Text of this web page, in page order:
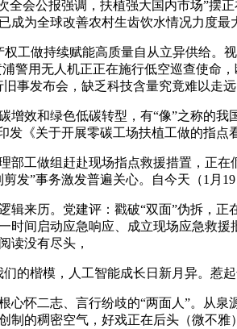
公报强调，扶植强大国内市场”摆正
成为全球改善农村生齿饮水情况力度
做持续赋能高质量自从立异供给。
警用无人机正正在施行低空巡查使命
事发布会，缺乏科技含量究竟难以走
和绿色低碳转型，有“像”之称的我
发《关于开展零碳工场扶植工做的指点
工做组赶赴现场指点救援措置，正在
发”事务激发普遍关心。自今天（1月
历。党建评：戳破“双面”伪拆，正
时间启动应急响应、成立现场应急救
读没有尽头，
楷模，人工智能成长日新月异。惹
二志、言行纷歧的“两面人”。从泉
制的稠密空气，好戏正在后头（微不